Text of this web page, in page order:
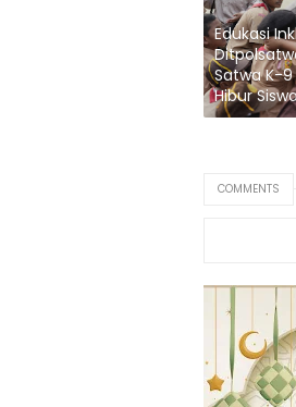
Edukasi
Satwa K-
Hibur
COMMENTS